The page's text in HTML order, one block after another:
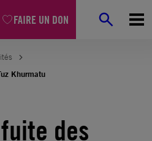
FAIRE UN DON
Khurmatu
des